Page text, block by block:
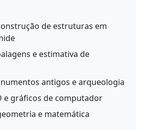
de estruturas em
e estimativa de
antigos e arqueologia
e gráficos de computador
e matemática